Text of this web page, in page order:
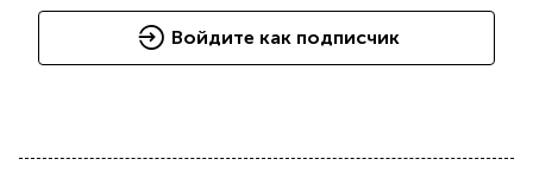
Войдите как подписчик